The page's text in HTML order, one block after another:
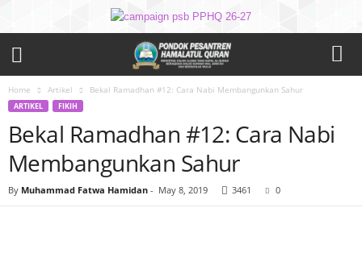
Home Artikel Bekal Ramadhan #12: Cara Nabi Membangunkan Sahur
ARTIKEL FIKIH
Bekal Ramadhan #12: Cara Nabi
Membangunkan Sahur
By Muhammad Fatwa Hamidan - May 8, 2019 3461 0